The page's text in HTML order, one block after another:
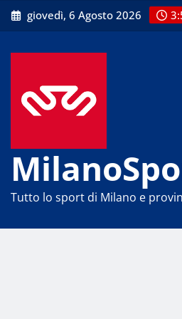
Skip
to
giovedì, 6 Agosto 2026
Tutto lo sport di Milano e